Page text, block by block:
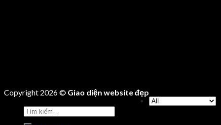
Copyright 2026 © Giao diện website đẹp
Tìm
kiếm: